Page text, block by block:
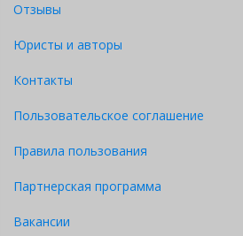
Отзывы
Юристы и авторы
Контакты
Пользовательское соглашение
Правила пользования
Партнерская программа
Вакансии